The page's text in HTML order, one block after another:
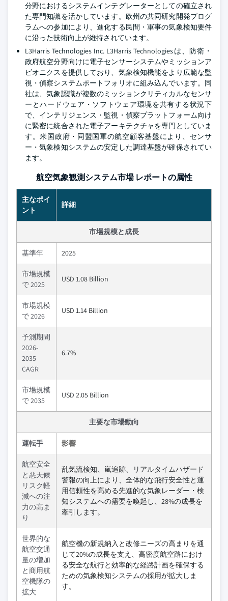
分野におけるシステムインテグレーターとしての確立され
た専門知識を活かしています。欧州の共同研究開発プログ
ラムへの参加により、進化する民間・軍事の気象検知要件
に沿った技術向上が維持されています。
L3Harris Technologies Inc. L3Harris Technologiesは、防衛・
政府航空分野向けに電子センサーシステムやミッションア
ビオニクスを提供しており、気象検知機能をより広範な監
視・偵察システムポートフォリオに組み込んでいます。同
社は、気象認識が複数のミッションクリティカルなセンサ
ーとハードウェア・ソフトウェア環境を共有する状況下
で、インテリジェンス・監視・偵察プラットフォーム向け
に緊密に統合された電子アーキテクチャを専門としていま
す。米国政府・同盟国軍の航空顧客基盤により、センサ
ー・気象検知システムの安定した調達基盤が確保されてい
ます。
航空気象観測システム市場 レポートの属性
主なポイ
ント
詳細
市場規模と成長
基準年 2025
市場規模
で 2025
USD 1.08 Billion
市場規模
で 2026
USD 1.14 Billion
予測期間
2026-
2035
CAGR
6.7%
市場規模
で 2035
USD 2.05 Billion
主要な市場動向
運転手 影響
航空安全
と悪天候
リスク軽
減への注
力の高ま
り
乱気流検知、嵐追跡、リアルタイムハザード
警報の向上により、全体的な飛行安全性と運
用信頼性を高める先進的な気象レーダー・検
知システムへの需要を喚起し、28%の成長を
牽引します。
世界的な
航空交通
量の増加
と商用航
空機隊の
拡大
航空機の新規納入と改修ニーズの高まりを通
じて20%の成長を支え、高密度航空路におけ
る安全な航行と効率的な経路計画を確保する
ための気象検知システムの採用が拡大しま
す。